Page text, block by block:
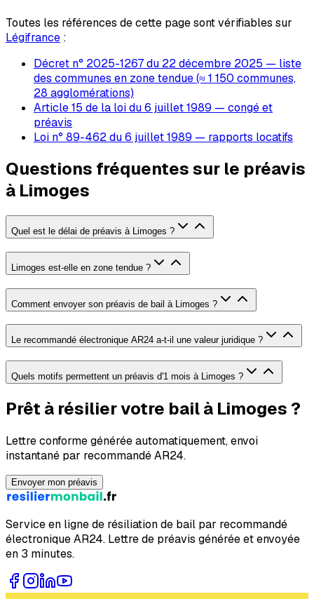
Toutes les références de cette page sont vérifiables sur
Légifrance :
Décret n° 2025-1267 du 22 décembre 2025 — liste
des communes en zone tendue (≈ 1 150 communes,
28 agglomérations)
Article 15 de la loi du 6 juillet 1989 — congé et
préavis
Loi n° 89-462 du 6 juillet 1989 — rapports locatifs
Questions fréquentes sur le préavis
à Limoges
Quel est le délai de préavis à Limoges ?
Limoges est-elle en zone tendue ?
Comment envoyer son préavis de bail à Limoges ?
Le recommandé électronique AR24 a-t-il une valeur juridique ?
Quels motifs permettent un préavis d'1 mois à Limoges ?
Prêt à résilier votre bail à Limoges ?
Lettre conforme générée automatiquement, envoi
instantané par recommandé AR24.
Envoyer mon préavis
Service en ligne de résiliation de bail par recommandé
électronique AR24. Lettre de préavis générée et envoyée
en 3 minutes.